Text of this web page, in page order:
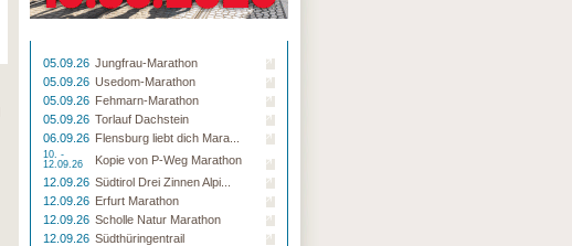
05.09.26 Jungfrau-Marathon
05.09.26 Usedom-Marathon
05.09.26 Fehmarn-Marathon
05.09.26 Torlauf Dachstein
06.09.26 Flensburg liebt dich Mara...
10. -
12.09.26
Kopie von P-Weg Marathon
12.09.26 Südtirol Drei Zinnen Alpi...
12.09.26 Erfurt Marathon
12.09.26 Scholle Natur Marathon
12.09.26 Südthüringentrail